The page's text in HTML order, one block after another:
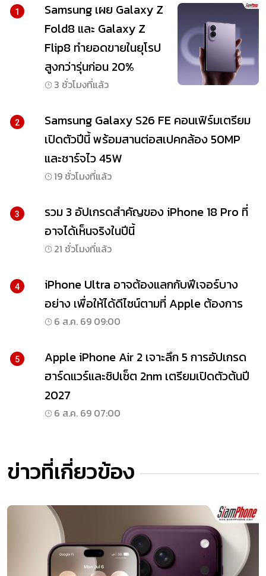
1
Samsung เผย Galaxy Z
Fold8 และ Galaxy Z
Flip8 ทำยอดขายในยุโรป
สูงกว่ารุ่นก่อน 20%
3 ชั่วโมงที่แล้ว
2
Samsung Galaxy S26 FE คอนเฟิร์มเตรียม
เปิดตัวปีนี้ พร้อมสานต่อสเปคกล้อง 50MP
และชาร์จไว 45W
19 ชั่วโมงที่แล้ว
3
รวม 3 อัปเกรดสำคัญของ iPhone 18 Pro ที่
อาจได้เห็นจริงในปีนี้
21 ชั่วโมงที่แล้ว
4
iPhone Ultra อาจต้องแลกกับฟีเจอร์บาง
อย่าง เพื่อให้ได้ดีไซน์ตามที่ Apple ต้องการ
6 ส.ค. 69 09:00
5
Apple iPhone Air 2 เจาะลึก 5 การอัปเกรด
ฮาร์ดแวร์และชิปเซ็ต 2nm เตรียมเปิดตัวต้นปี
2027
6 ส.ค. 69 07:00
ข่าวที่เกี่ยวข้อง